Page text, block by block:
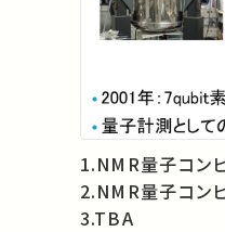
1.NMR量子コン
2.NMR量子コン
3.TBA